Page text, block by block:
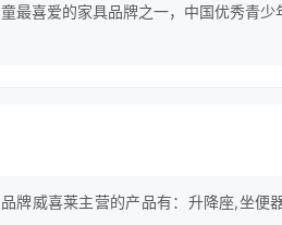
童最喜爱的家具品牌之一，中国优秀青
品牌威喜莱主营的产品有：升降座,坐便